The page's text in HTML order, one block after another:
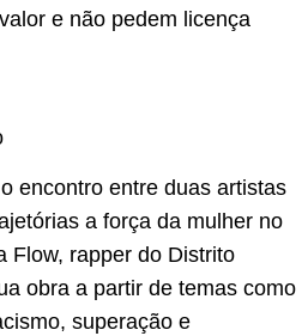
e não pedem licença
encontro entre duas artistas
a força da mulher no
Flow, rapper do Distrito
obra a partir de temas como
superação e